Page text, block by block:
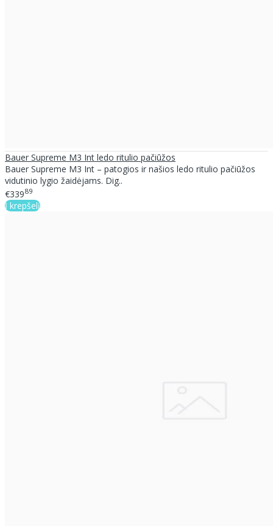
Bauer Supreme M3 Int ledo ritulio pačiūžos
Bauer Supreme M3 Int – patogios ir našios ledo ritulio pačiūžos
vidutinio lygio žaidėjams. Dig..
€33989
Į krepšelį